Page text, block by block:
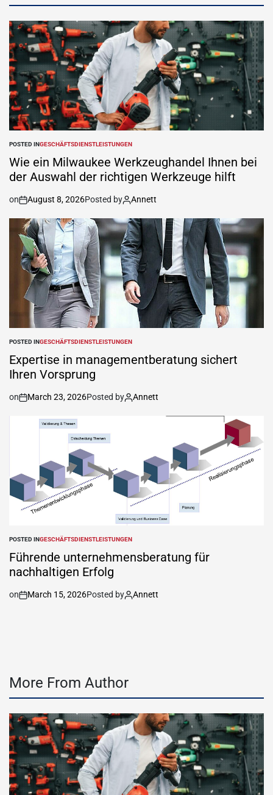
POSTED INGESCHÄFTSDIENSTLEISTUNGEN
Wie ein Milwaukee Werkzeughandel Ihnen bei
der Auswahl der richtigen Werkzeuge hilft
on August 8, 2026Posted by Annett
POSTED INGESCHÄFTSDIENSTLEISTUNGEN
Expertise in managementberatung sichert
Ihren Vorsprung
on March 23, 2026Posted by Annett
POSTED INGESCHÄFTSDIENSTLEISTUNGEN
Führende unternehmensberatung für
nachhaltigen Erfolg
on March 15, 2026Posted by Annett
More From Author